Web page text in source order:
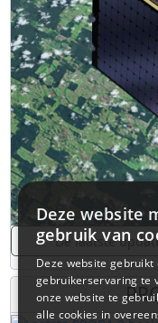
De laatste
Deze website
gebruik van
Deze website gebruikt
gebruikerservaring te
onze website te
alle cookies in